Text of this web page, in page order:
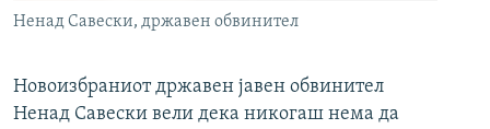
Ненад Савески, државен обвинител
Новоизбраниот државен јавен обвинител
Ненад Савески вели дека никогаш нема да